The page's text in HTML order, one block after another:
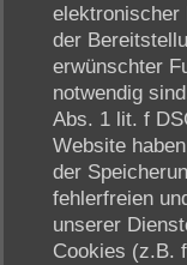
elektronischer
der
erwünschter
notwendig
Abs. 1 lit. f
Website
der
fehlerfreien
unserer
Cookies (z.B.